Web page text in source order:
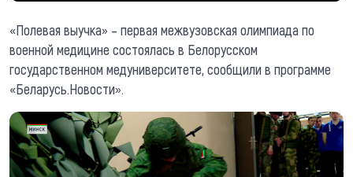
«Полевая выучка» – первая межвузовская олимпиада по
военной медицине состоялась в Белорусском
государственном медуниверситете, сообщили в программе
«Беларусь.Новости».